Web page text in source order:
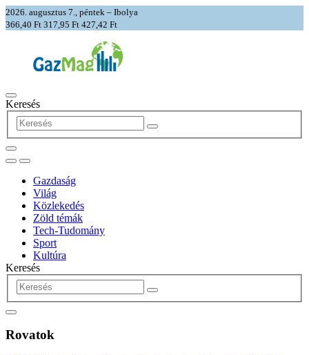
2026. augusztus 7., péntek – Ibolya
366,40 Ft 317,95 Ft 427,42 Ft
Keresés
Gazdaság
Világ
Közlekedés
Zöld témák
Tech-Tudomány
Sport
Kultúra
Keresés
Rovatok